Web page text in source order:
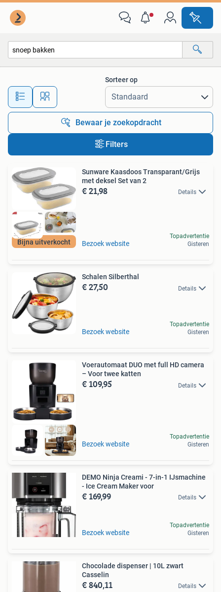
Alle afstanden…
Sorteer op
Bewaar je zoekopdracht
Filters
Bijna uitverkocht
Sunware Kaasdoos Transparant/Grijs
met deksel Set van 2
€ 21,98 Details
Bezoek website
Topadvertentie
Gisteren
Schalen Silberthal
€ 27,50 Details
Bezoek website
Topadvertentie
Gisteren
Voerautomaat DUO met full HD camera
– Voor twee katten
€ 109,95 Details
Bezoek website
Topadvertentie
Gisteren
DEMO Ninja Creami - 7-in-1 IJsmachine
- Ice Cream Maker voor
€ 169,99 Details
Bezoek website
Topadvertentie
Gisteren
Chocolade dispenser | 10L zwart
Casselin
€ 840,11 Details